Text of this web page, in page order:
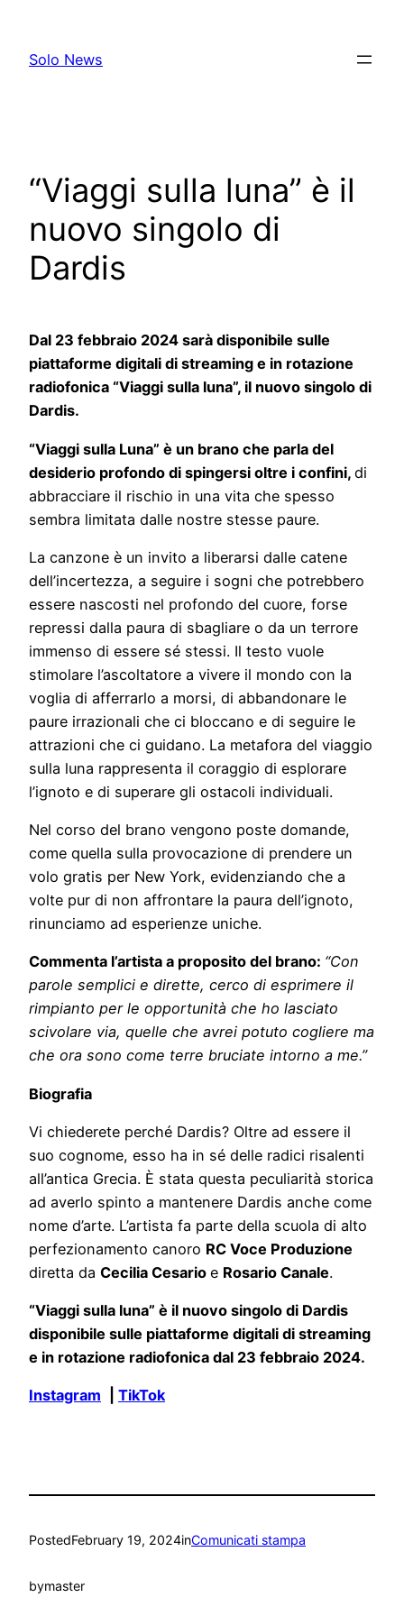
content
Solo News
“Viaggi sulla luna” è il
nuovo singolo di
Dardis
Dal 23 febbraio 2024 sarà disponibile sulle
piattaforme digitali di streaming e in rotazione
radiofonica “Viaggi sulla luna”, il nuovo singolo di
Dardis.
“Viaggi sulla Luna” è un brano che parla del
desiderio profondo di spingersi oltre i confini, di
abbracciare il rischio in una vita che spesso
sembra limitata dalle nostre stesse paure.
La canzone è un invito a liberarsi dalle catene
dell’incertezza, a seguire i sogni che potrebbero
essere nascosti nel profondo del cuore, forse
repressi dalla paura di sbagliare o da un terrore
immenso di essere sé stessi. Il testo vuole
stimolare l’ascoltatore a vivere il mondo con la
voglia di afferrarlo a morsi, di abbandonare le
paure irrazionali che ci bloccano e di seguire le
attrazioni che ci guidano. La metafora del viaggio
sulla luna rappresenta il coraggio di esplorare
l’ignoto e di superare gli ostacoli individuali.
Nel corso del brano vengono poste domande,
come quella sulla provocazione di prendere un
volo gratis per New York, evidenziando che a
volte pur di non affrontare la paura dell’ignoto,
rinunciamo ad esperienze uniche.
Commenta l’artista a proposito del brano: “Con
parole semplici e dirette, cerco di esprimere il
rimpianto per le opportunità che ho lasciato
scivolare via, quelle che avrei potuto cogliere ma
che ora sono come terre bruciate intorno a me.”
Biografia
Vi chiederete perché Dardis? Oltre ad essere il
suo cognome, esso ha in sé delle radici risalenti
all’antica Grecia. È stata questa peculiarità storica
ad averlo spinto a mantenere Dardis anche come
nome d’arte. L’artista fa parte della scuola di alto
perfezionamento canoro RC Voce Produzione
diretta da Cecilia Cesario e Rosario Canale.
“Viaggi sulla luna” è il nuovo singolo di Dardis
disponibile sulle piattaforme digitali di streaming
e in rotazione radiofonica dal 23 febbraio 2024.
Instagram TikTok
PostedFebruary 19, 2024inComunicati stampa
bymaster